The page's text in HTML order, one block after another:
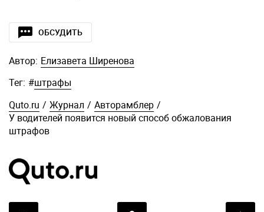
ОБСУДИТЬ
Автор: Елизавета Ширенова
Тег: #штрафы
Quto.ru / Журнал / Авторамблер /
У водителей появится новый способ обжалования
штрафов